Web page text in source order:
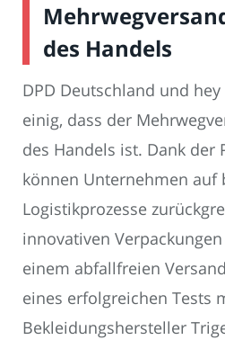
des Handels
DPD Deutschland und
einig, dass der
des Handels ist. Dank der
können Unternehmen auf
Logistikprozesse
innovativen
einem abfallfreien
eines erfolgreichen Tests
Bekleidungshersteller